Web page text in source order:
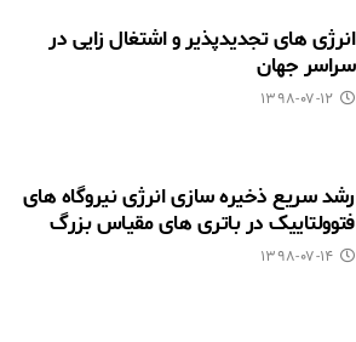
انرژی های تجدیدپذیر و اشتغال زایی در
سراسر جهان
۱۳۹۸-۰۷-۱۲
رشد سریع ذخیره سازی انرژی نیروگاه های
فتوولتاییک در باتری های مقیاس بزرگ
۱۳۹۸-۰۷-۱۴